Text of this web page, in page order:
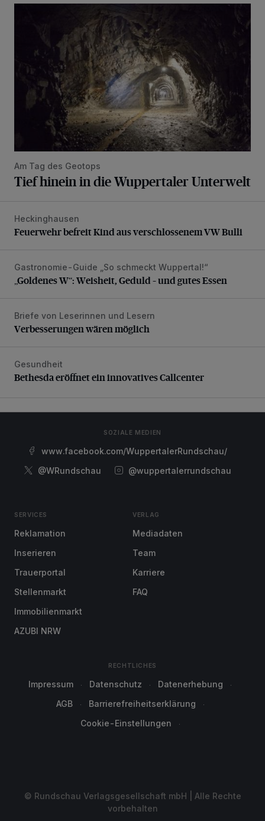
Am Tag des Geotops
Tief hinein in die Wuppertaler Unterwelt
Feuerwehr befreit Kind aus verschlossenem VW Bulli
Heckinghausen
Feuerwehr befreit Kind aus verschlossenem VW Bulli
„Goldenes W“: Weisheit, Geduld – und gutes Essen
Gastronomie-Guide „So schmeckt Wuppertal!“
„Goldenes W“: Weisheit, Geduld – und gutes Essen
Verbesserungen wären möglich
Briefe von Leserinnen und Lesern
Verbesserungen wären möglich
Bethesda eröffnet ein innovatives Callcenter
Gesundheit
Bethesda eröffnet ein innovatives Callcenter
SOZIALE MEDIEN
www.facebook.com/WuppertalerRundschau/
@WRundschau
@wuppertalerrundschau
SERVICES
Reklamation
Inserieren
Trauerportal
Stellenmarkt
Immobilienmarkt
AZUBI NRW
VERLAG
Mediadaten
Team
Karriere
FAQ
RECHTLICHES
Impressum Datenschutz
Datenerhebung
AGB
Barrierefreiheitserklärung
Cookie-Einstellungen
© Rundschau Verlagsgesellschaft mbH | Alle Rechte
vorbehalten